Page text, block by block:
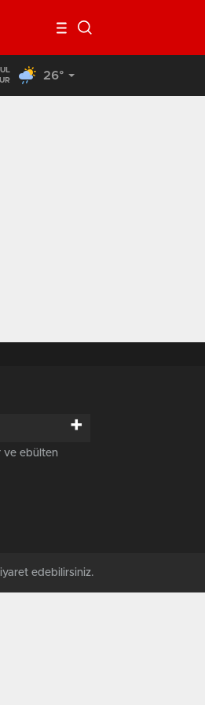
altında kalan 40 yaşındaki
26°
+
ve ebülten
edebilirsiniz.